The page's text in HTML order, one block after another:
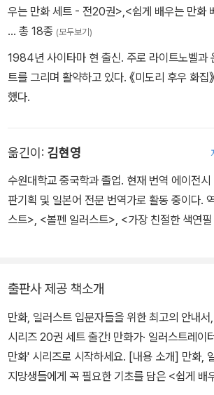
우는 만화 세트 - 전20권>,<쉽게 배우는 만화
… 총 18종 (모두보기)
1984년 사이타마 현 출신. 주로 라이트노벨과
트를 그리며 활약하고 있다. 《미도리 후우 화집
했다.
옮긴이: 김현영
수원대학교 중국학과 졸업. 현재 번역 에이전
판기획 및 일본어 전문 번역가로 활동 중이다.
스트>, <볼펜 일러스트>, <가장 친절한 색연
상이 즐거워지는 팬시용품 만들기>, <처음 만
다수가 있다.
출판사 제공 책소개
만화, 일러스트 입문자들을 위한 최고의 안내
시리즈 20권 세트 출간! 만화가· 일러스트레이터의 꿈! '쉽게 배우는
만화' 시리즈로 시작하세요. [내용 소개] 만화, 일러스트, 애니메이션
지망생들에게 꼭 필요한 기초를 담은 <쉽게 배우는 만화> 시리즈 20